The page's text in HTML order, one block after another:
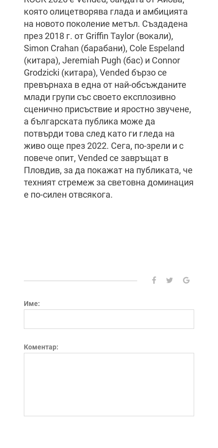
която олицетворява глада и амбицията
на новото поколение метъл. Създадена
през 2018 г. от Griffin Taylor (вокали),
Simon Crahan (барабани), Cole Espeland
(китара), Jeremiah Pugh (бас) и Connor
Grodzicki (китара), Vended бързо се
превърнаха в една от най-обсъжданите
млади групи със своето експлозивно
сценично присъствие и яростно звучене,
а българската публика може да
потвърди това след като ги гледа на
живо още през 2022. Сега, по-зрели и с
повече опит, Vended се завръщат в
Пловдив, за да покажат на публиката, че
техният стремеж за световна доминация
е по-силен отвсякога.
Име:
Коментар: